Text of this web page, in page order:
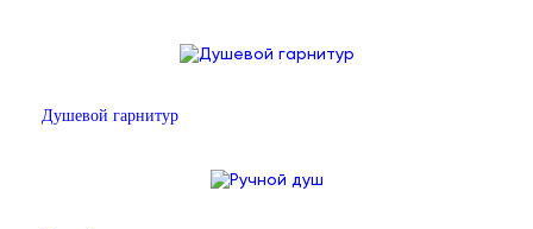
Душевой гарнитур